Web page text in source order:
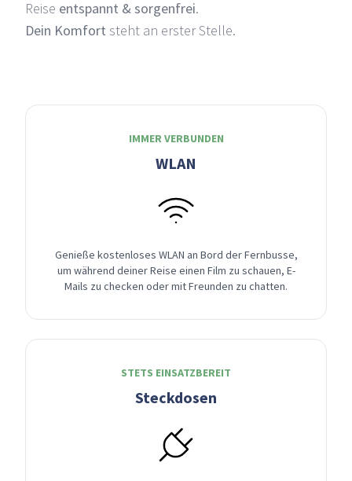
Reise entspannt & sorgenfrei.
Dein Komfort steht an erster Stelle.
IMMER VERBUNDEN
WLAN
Genieße kostenloses WLAN an Bord der Fernbusse,
um während deiner Reise einen Film zu schauen, E-
Mails zu checken oder mit Freunden zu chatten.
STETS EINSATZBEREIT
Steckdosen